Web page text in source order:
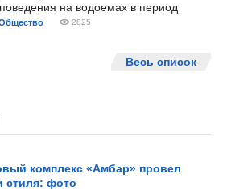
на водоемах в период
2825
Весь список
комплекс «Амбар» провел
стиля: фото